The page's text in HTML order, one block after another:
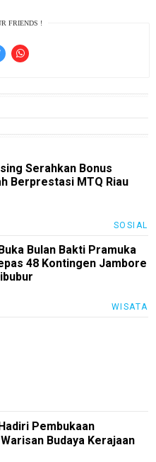
FRIENDS !
Serahkan Bonus
Berprestasi MTQ Riau
SOSIAL
Bulan Bakti Pramuka
48 Kontingen Jambore
WISATA
Pembukaan
Budaya Kerajaan